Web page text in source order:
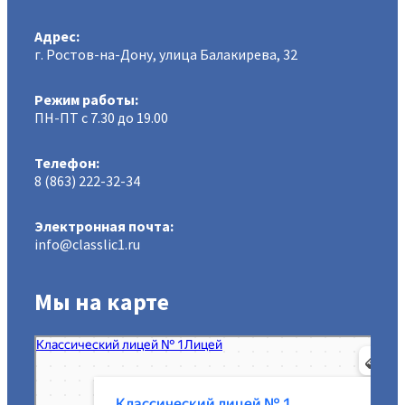
Адрес:
г. Ростов-на-Дону, улица Балакирева, 32
Режим работы:
ПН-ПТ с 7.30 до 19.00
Телефон:
8 (863) 222-32-34
Электронная почта:
info@classlic1.ru
Мы на карте
МАОУ Классический лицей № 1
Лицей в Ростове‑на‑Дону